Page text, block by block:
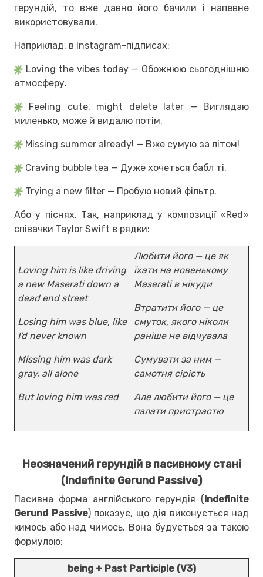
герундій, то вже давно його бачили і напевне
використовували.
Наприклад, в Instagram-підписах:
Loving the vibes today — Обожнюю сьогоднішню
атмосферу.
Feeling cute, might delete later — Виглядаю
миленько, може й видалю потім.
Missing summer already! — Вже сумую за літом!
Craving bubble tea — Дуже хочеться бабл ті.
Trying a new filter — Пробую новий фільтр.
Або у піснях. Так, наприклад у композиції «Red»
співачки Taylor Swift є рядки:
Loving him is like driving
a new Maserati down a
dead end street
Losing him was blue, like
I'd never known
Missing him was dark
gray, all alone
But loving him was red
Любити його — це як
їхати на новенькому
Maserati в нікуди
Втратити його — це
смуток, якого ніколи
раніше не відчувала
Сумувати за ним —
самотня сірість
Але любити його — це
палати пристрастю
Неозначений герундій в пасивному стані
(Indefinite Gerund Passive)
Пасивна форма англійського герундія (Indefinite
Gerund Passive) показує, що дія виконується над
кимось або над чимось. Вона будується за такою
формулою:
being + Past Participle (V3)